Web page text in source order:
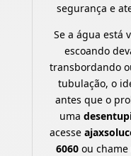
segurança e
Se a água está
escoando
transbordando
tubulação, o
antes que o
uma
acesse
6060 ou